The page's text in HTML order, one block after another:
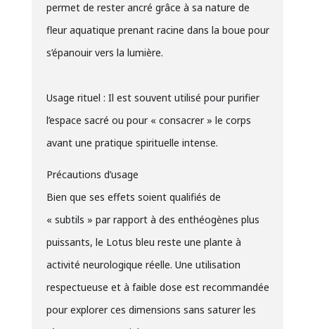
permet de rester ancré grâce à sa nature de
fleur aquatique prenant racine dans la boue pour
s’épanouir vers la lumière.
Usage rituel : Il est souvent utilisé pour purifier
l’espace sacré ou pour « consacrer » le corps
avant une pratique spirituelle intense.
Précautions d’usage
Bien que ses effets soient qualifiés de
« subtils » par rapport à des enthéogènes plus
puissants, le Lotus bleu reste une plante à
activité neurologique réelle. Une utilisation
respectueuse et à faible dose est recommandée
pour explorer ces dimensions sans saturer les